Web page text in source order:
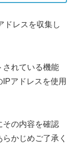
ドレスを収集し
されている機能
アドレスを使用
その内容を確認
かじめご了承く